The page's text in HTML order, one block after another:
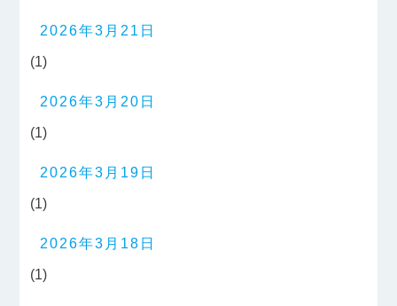
2026年3月21日
(1)
2026年3月20日
(1)
2026年3月19日
(1)
2026年3月18日
(1)